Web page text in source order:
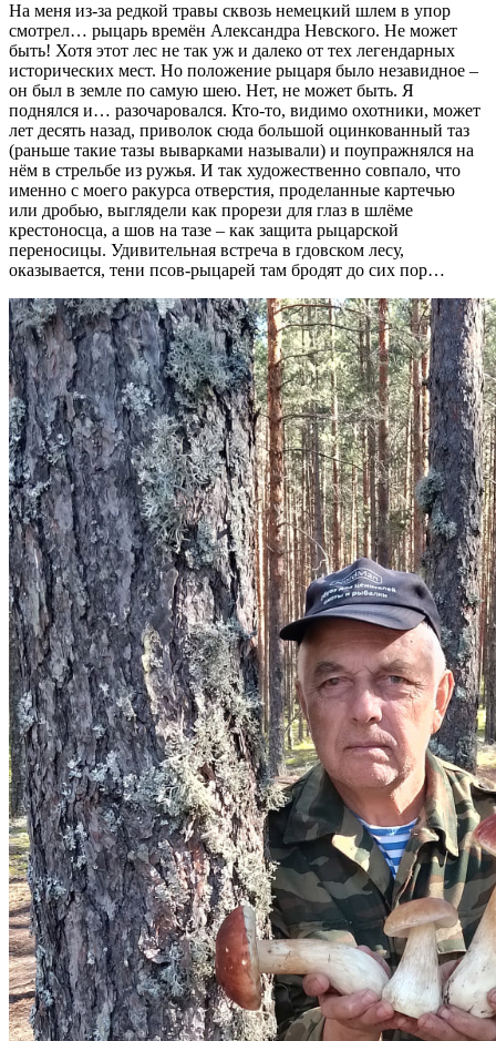
На меня из-за редкой травы сквозь немецкий шлем в упор
смотрел… рыцарь времён Александра Невского. Не может
быть! Хотя этот лес не так уж и далеко от тех легендарных
исторических мест. Но положение рыцаря было незавидное –
он был в земле по самую шею. Нет, не может быть. Я
поднялся и… разочаровался. Кто-то, видимо охотники, может
лет десять назад, приволок сюда большой оцинкованный таз
(раньше такие тазы выварками называли) и поупражнялся на
нём в стрельбе из ружья. И так художественно совпало, что
именно с моего ракурса отверстия, проделанные картечью
или дробью, выглядели как прорези для глаз в шлёме
крестоносца, а шов на тазе – как защита рыцарской
переносицы. Удивительная встреча в гдовском лесу,
оказывается, тени псов-рыцарей там бродят до сих пор…